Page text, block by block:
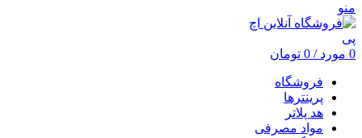
منو
0 مورد /
0 تومان
فروشگاه
پرینترها
هد پلاتر
مواد مصرفی